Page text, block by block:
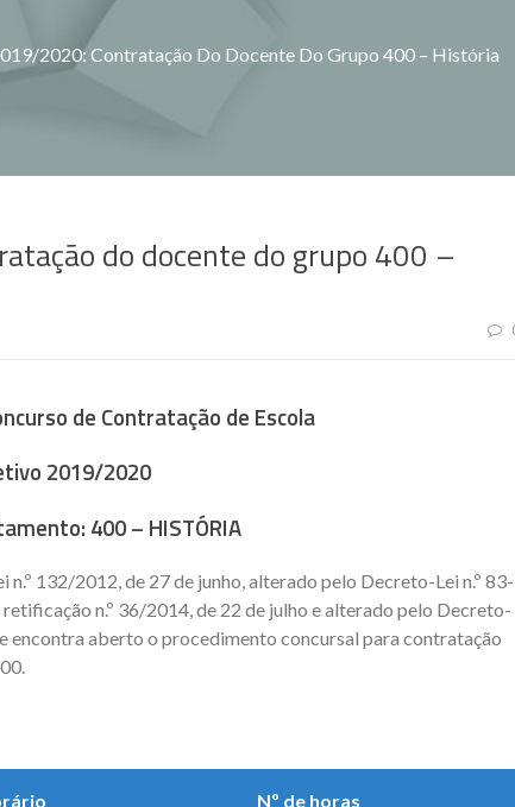
2020: Contratação Do Docente Do Grupo 400 – História
do docente do grupo 400 –
de Contratação de Escola
2019/2020
400 – HISTÓRIA
132/2012, de 27 de junho, alterado pelo Decreto-Lei n.º 83-
n.º 36/2014, de 22 de julho e alterado pelo Decreto-
encontra aberto o procedimento concursal para contratação
Nº de horas